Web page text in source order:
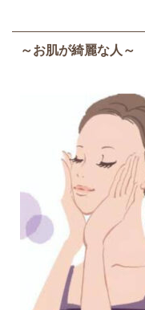
～お肌が綺麗な人～